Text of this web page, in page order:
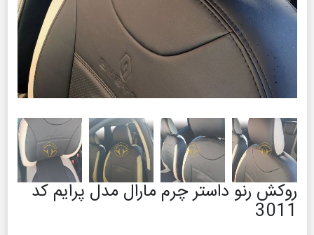
روکش رنو داستر چرم مارال مدل پرایم کد
3011